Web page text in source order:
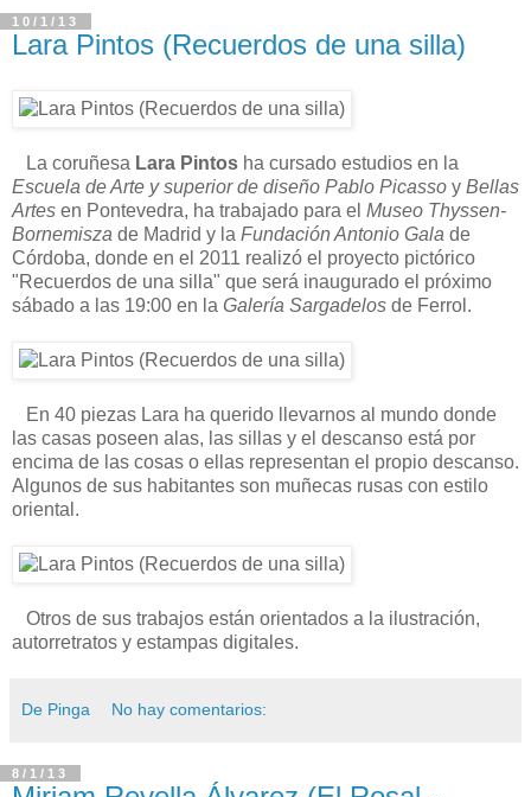
10/1/13
Lara Pintos (Recuerdos de una silla)
La coruñesa Lara Pintos ha cursado estudios en la
Escuela de Arte y superior de diseño Pablo Picasso y Bellas
Artes en Pontevedra, ha trabajado para el Museo Thyssen-
Bornemisza de Madrid y la Fundación Antonio Gala de
Córdoba, donde en el 2011 realizó el proyecto pictórico
"Recuerdos de una silla" que será inaugurado el próximo
sábado a las 19:00 en la Galería Sargadelos de Ferrol.
En 40 piezas Lara ha querido llevarnos al mundo donde
las casas poseen alas, las sillas y el descanso está por
encima de las cosas o ellas representan el propio descanso.
Algunos de sus habitantes son muñecas rusas con estilo
oriental.
Otros de sus trabajos están orientados a la ilustración,
autorretratos y estampas digitales.
De Pinga No hay comentarios:
8/1/13